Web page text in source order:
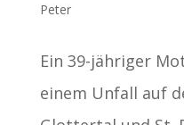
Peter
Ein 39-jähriger
einem Unfall auf